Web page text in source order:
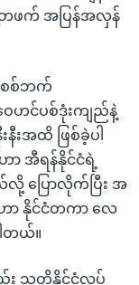
တဖက် အပြန်အလှန်
စစ်ဘက်
ေဟင်ပစ်ဒုံးကျည်နဲ့
နီးအထိ ဖြစ်ခဲ့ပါ
အီရန်နိုင်ငံရဲ့
ပြောလိုက်ပြီး အ
နိုင်ငံတကာ လေ
တယ်။
း သူတို့နိုင်ငံလုပ်